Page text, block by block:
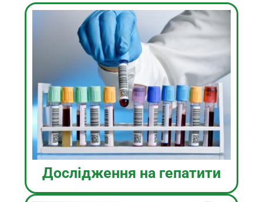
Дослідження на гепатити